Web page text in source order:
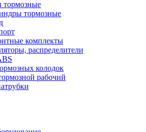
тормозные
комплекты
распределители
колодок
рабочий